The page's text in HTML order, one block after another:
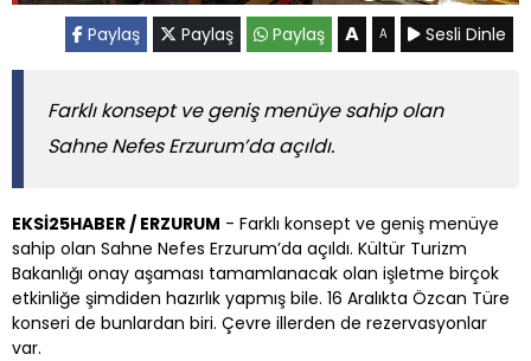
Paylaş Paylaş Paylaş A A Sesli Dinle
Farklı konsept ve geniş menüye sahip olan
Sahne Nefes Erzurum’da açıldı.
EKSİ25HABER / ERZURUM - Farklı konsept ve geniş menüye
sahip olan Sahne Nefes Erzurum’da açıldı. Kültür Turizm
Bakanlığı onay aşaması tamamlanacak olan işletme birçok
etkinliğe şimdiden hazırlık yapmış bile. 16 Aralıkta Özcan Türe
konseri de bunlardan biri. Çevre illerden de rezervasyonlar
var.